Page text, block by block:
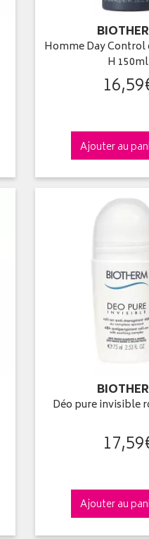
Homme Day Control
H 150ml
16,59
Ajouter au
Déo pure invisible
17,59
Ajouter au